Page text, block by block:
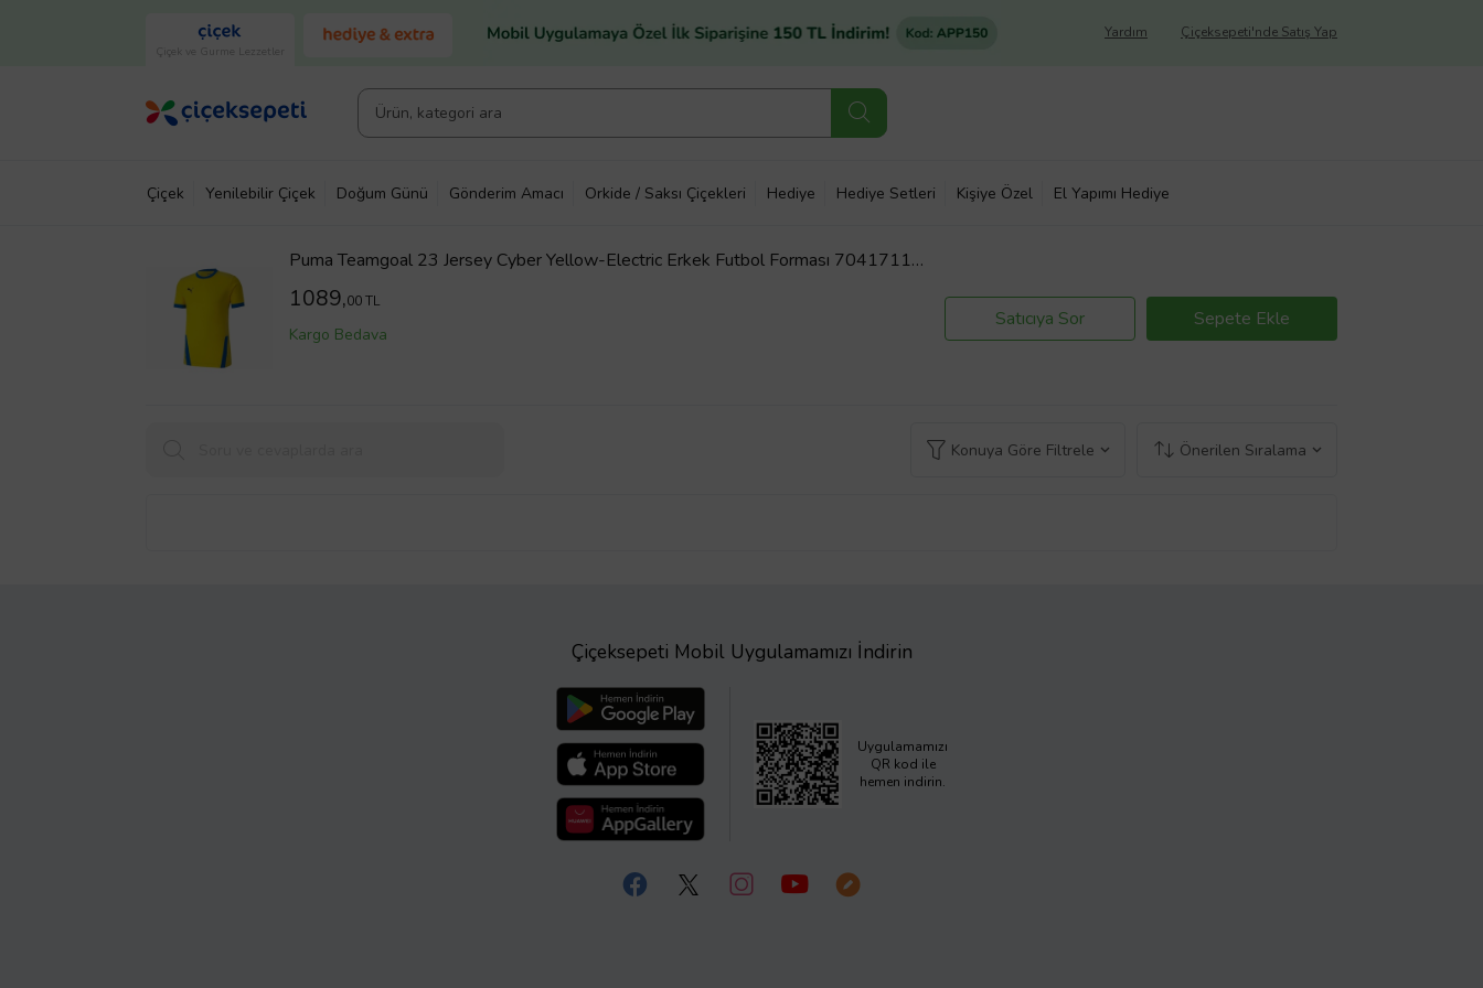
Çiçek ve Gurme Lezzetler
Çiçeksepeti'nde Satış Yap
Yardım
Çiçek Yenilebilir Çiçek Doğum Günü Gönderim Amacı Orkide / Saksı Çiçekleri Hediye Hediye Setleri Kişiye Özel El Yapımı Hediye
Puma Teamgoal 23 Jersey Cyber Yellow-Electric Erkek Futbol Forması 70417117
Sarı
1089,00 TL
Kargo Bedava
Satıcıya Sor Sepete Ekle
Konuya Göre Filtrele Önerilen Sıralama
Çiçeksepeti Mobil Uygulamamızı İndirin
Uygulamamızı
QR kod ile
hemen indirin.